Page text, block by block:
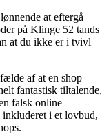
at eftergå
på Klinge 52 tands
at du ikke er i tvivl
af at en shop
fantastisk tiltalende,
falsk online
i et lovbud,